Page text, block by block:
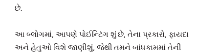
છે.
આ બ્લોગમાં, આપણે પોઈન્ટિંગ શું છે, તેના પ્રકારો, ફાયદા
અને હેતુઓ વિશે જાણીશું, જેથી તમને બાંધકામમાં તેની